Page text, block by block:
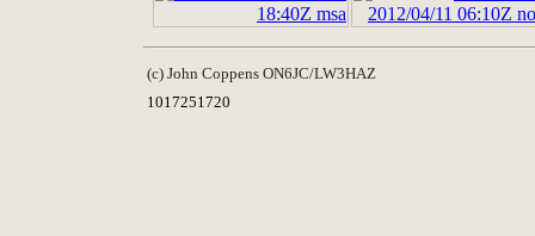
(c) John Coppens ON6JC/LW3HAZ
1017251720